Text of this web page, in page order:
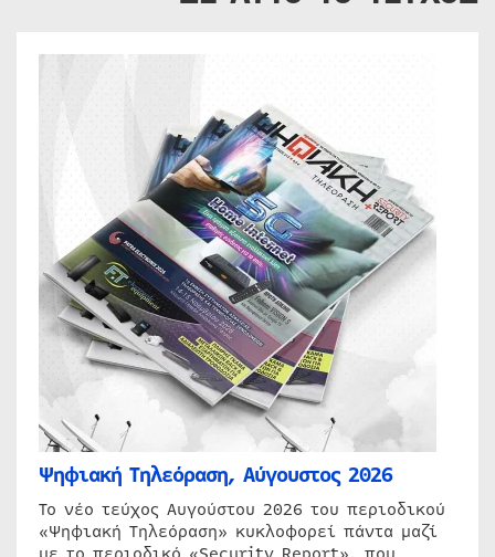
Ψηφιακή Τηλεόραση, Αύγουστος 2026
Το νέο τεύχος Αυγούστου 2026 του περιοδικού
«Ψηφιακή Τηλεόραση» κυκλοφορεί πάντα μαζί